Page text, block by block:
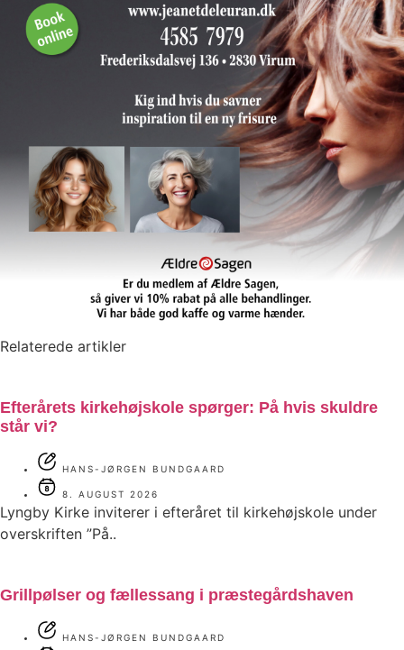
Relaterede artikler
Efterårets kirkehøjskole spørger: På hvis skuldre
står vi?
HANS-JØRGEN BUNDGAARD
8. AUGUST 2026
Lyngby Kirke inviterer i efteråret til kirkehøjskole under
overskriften ”På..
Grillpølser og fællessang i præstegårdshaven
HANS-JØRGEN BUNDGAARD